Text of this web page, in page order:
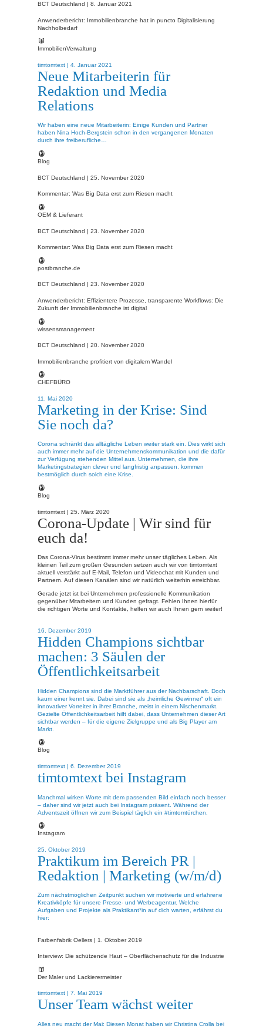
BCT Deutschland | 8. Januar 2021
Anwenderbericht: Immobilienbranche hat in puncto Digitalisierung
Nachholbedarf
ImmobilienVerwaltung
timtomtext | 4. Januar 2021
Neue Mitarbeiterin für
Redaktion und Media
Relations
Wir haben eine neue Mitarbeiterin: Einige Kunden und Partner
haben Nina Hoch-Bergstein schon in den vergangenen Monaten
durch ihre freiberufliche…
Blog
BCT Deutschland | 25. November 2020
Kommentar: Was Big Data erst zum Riesen macht
OEM & Lieferant
BCT Deutschland | 23. November 2020
Kommentar: Was Big Data erst zum Riesen macht
postbranche.de
BCT Deutschland | 23. November 2020
Anwenderbericht: Effizientere Prozesse, transparente Workflows: Die
Zukunft der Immobilienbranche ist digital
wissensmanagement
BCT Deutschland | 20. November 2020
Immobilienbranche profitiert von digitalem Wandel
CHEFBÜRO
11. Mai 2020
Marketing in der Krise: Sind
Sie noch da?
Corona schränkt das alltägliche Leben weiter stark ein. Dies wirkt sich
auch immer mehr auf die Unternehmenskommunikation und die dafür
zur Verfügung stehenden Mittel aus. Unternehmen, die ihre
Marketingstrategien clever und langfristig anpassen, kommen
bestmöglich durch solch eine Krise.
Blog
timtomtext | 25. März 2020
Corona-Update | Wir sind für
euch da!
Das Corona-Virus bestimmt immer mehr unser tägliches Leben. Als
kleinen Teil zum großen Gesunden setzen auch wir von timtomtext
aktuell verstärkt auf E-Mail, Telefon und Videochat mit Kunden und
Partnern. Auf diesen Kanälen sind wir natürlich weiterhin erreichbar.
Gerade jetzt ist bei Unternehmen professionelle Kommunikation
gegenüber Mitarbeitern und Kunden gefragt. Fehlen Ihnen hierfür
die richtigen Worte und Kontakte, helfen wir auch Ihnen gern weiter!
16. Dezember 2019
Hidden Champions sichtbar
machen: 3 Säulen der
Öffentlichkeitsarbeit
Hidden Champions sind die Marktführer aus der Nachbarschaft. Doch
kaum einer kennt sie. Dabei sind sie als „heimliche Gewinner“ oft ein
innovativer Vorreiter in ihrer Branche, meist in einem Nischenmarkt.
Gezielte Öffentlichkeitsarbeit hilft dabei, dass Unternehmen dieser Art
sichtbar werden – für die eigene Zielgruppe und als Big Player am
Markt.
Blog
timtomtext | 6. Dezember 2019
timtomtext bei Instagram
Manchmal wirken Worte mit dem passenden Bild einfach noch besser
– daher sind wir jetzt auch bei Instagram präsent. Während der
Adventszeit öffnen wir zum Beispiel täglich ein #timtomtürchen.
Instagram
25. Oktober 2019
Praktikum im Bereich PR |
Redaktion | Marketing (w/m/d)
Zum nächstmöglichen Zeitpunkt suchen wir motivierte und erfahrene
Kreativköpfe für unsere Presse- und Werbeagentur. Welche
Aufgaben und Projekte als Praktikant*in auf dich warten, erfährst du
hier:
Farbenfabrik Oellers | 1. Oktober 2019
Interview: Die schützende Haut – Oberflächenschutz für die Industrie
Der Maler und Lackierermeister
timtomtext | 7. Mai 2019
Unser Team wächst weiter
Alles neu macht der Mai: Diesen Monat haben wir Christina Crolla bei